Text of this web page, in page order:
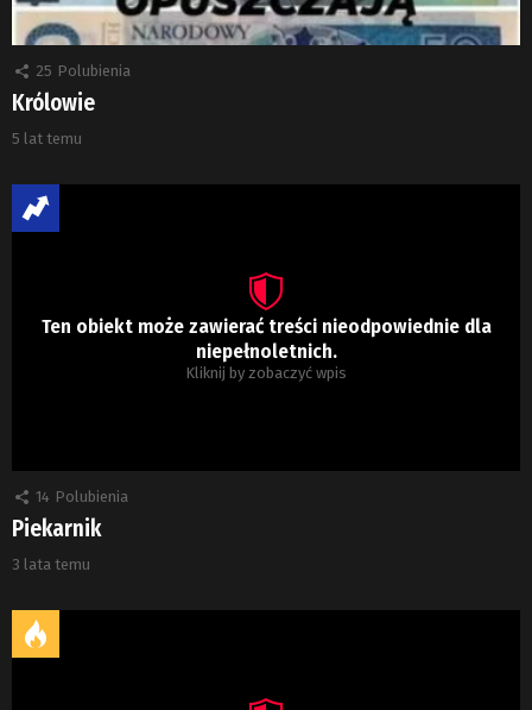
25 Polubienia
Królowie
5 lat temu
Ten obiekt może zawierać treści nieodpowiednie dla
niepełnoletnich.
Kliknij by zobaczyć wpis
14 Polubienia
Piekarnik
3 lata temu